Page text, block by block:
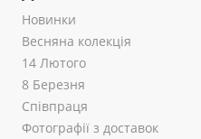
Новинки
Весняна колекція
14 Лютого
8 Березня
Співпраця
Фотографії з доставок